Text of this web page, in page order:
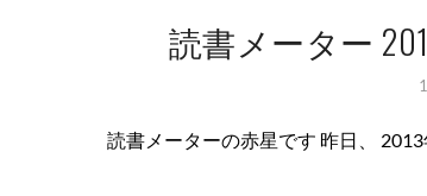
読書メーター
読書メーターの赤星です 昨日、